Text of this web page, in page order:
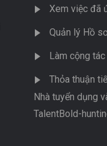
Xem việc đã
Quản lý Hồ
Làm cộng
Thỏa thuận
Nhà tuyển dụng
TalentBold-